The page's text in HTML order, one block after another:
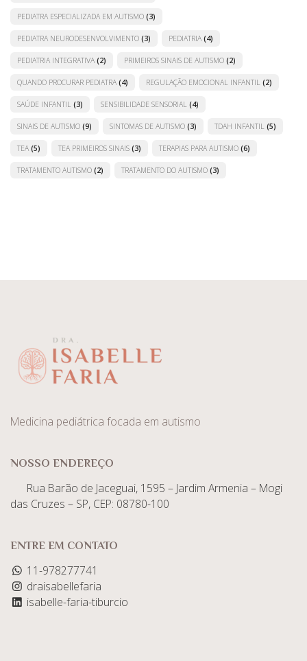
PEDIATRA ESPECIALIZADA EM AUTISMO (3)
PEDIATRA NEURODESENVOLVIMENTO (3) PEDIATRIA (4)
PEDIATRIA INTEGRATIVA (2) PRIMEIROS SINAIS DE AUTISMO (2)
QUANDO PROCURAR PEDIATRA (4) REGULAÇÃO EMOCIONAL INFANTIL (2)
SAÚDE INFANTIL (3) SENSIBILIDADE SENSORIAL (4)
SINAIS DE AUTISMO (9) SINTOMAS DE AUTISMO (3) TDAH INFANTIL (5)
TEA (5) TEA PRIMEIROS SINAIS (3) TERAPIAS PARA AUTISMO (6)
TRATAMENTO AUTISMO (2) TRATAMENTO DO AUTISMO (3)
Medicina pediátrica focada em autismo
NOSSO ENDEREÇO
Rua Barão de Jaceguai, 1595 – Jardim Armenia – Mogi
das Cruzes – SP, CEP: 08780-100
ENTRE EM CONTATO
11-978277741
draisabellefaria
isabelle-faria-tiburcio